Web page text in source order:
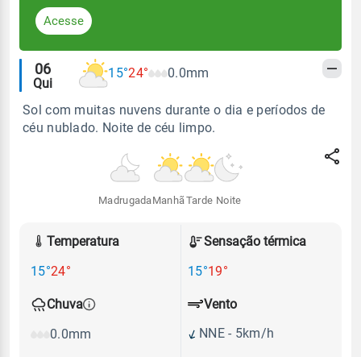
Acesse
Alertas
meteorológicos
06
Qui
15°24° 0.0mm
Sol com muitas nuvens durante o dia e períodos de
céu nublado. Noite de céu limpo.
Madrugada Manhã Tarde Noite
Temperatura
15°24°
Sensação térmica
15°19°
Chuva
0.0mm
Vento
NNE - 5km/h